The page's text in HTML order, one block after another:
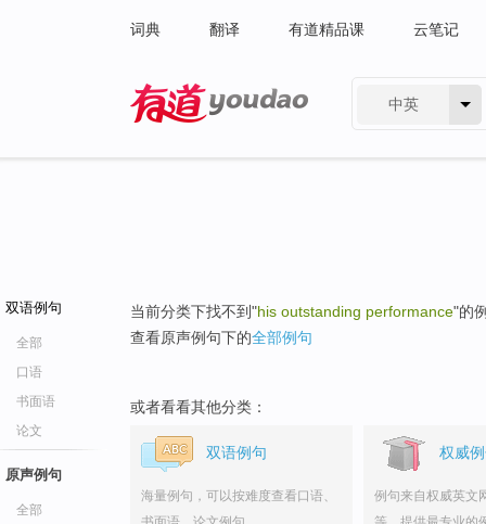
词典 翻译 有道精品课 云笔记
中英
双语例句
全部
口语
书面语
论文
原声例句
全部
当前分类下找不到"his outstanding performance"的
查看原声例句下的全部例句
或者看看其他分类：
双语例句
海量例句，可以按难度查看口语、
权威
例句来自权威英文